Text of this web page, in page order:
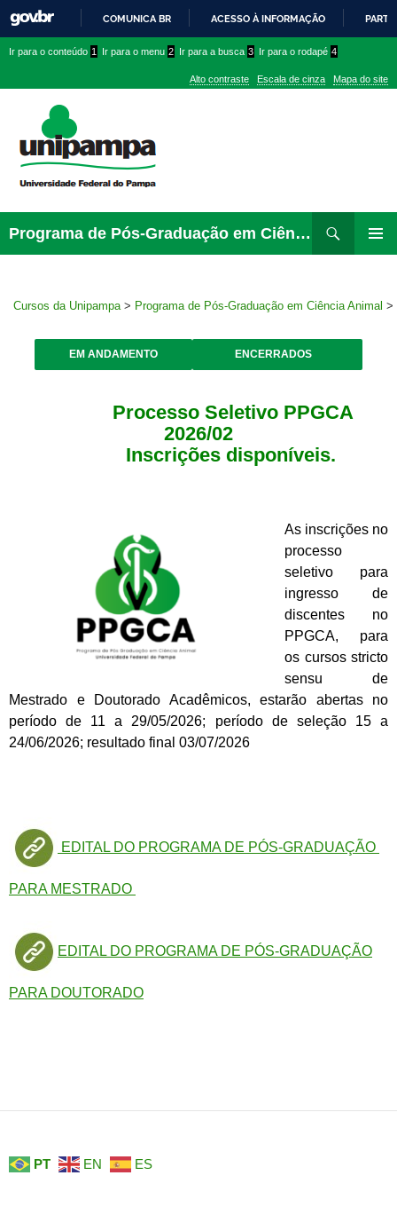
PARA
CONTEÚDO
COMUNICA BR ACESSO À INFORMAÇÃO
conteúdo
menu
superior
menu
Ir para o conteúdo 1 Ir para o menu 2 Ir para a busca 3 Ir para o rodapé 4
Alto contraste Escala de cinza Mapa do site
Programa de Pós-Graduação em Ciência Animal
para
Cursos da Unipampa > Programa de Pós-Graduação em Ciência Animal >
EM ANDAMENTO ENCERRADOS
Processo Seletivo PPGCA
2026/02
Inscrições disponíveis.
As inscrições no
processo
seletivo para
ingresso de
discentes no
PPGCA, para
os cursos stricto
sensu de
Mestrado e Doutorado Acadêmicos, estarão abertas no
período de 11 a 29/05/2026; período de seleção 15 a
24/06/2026; resultado final 03/07/2026
EDITAL DO PROGRAMA DE PÓS-GRADUAÇÃO
PARA MESTRADO
EDITAL DO PROGRAMA DE PÓS-GRADUAÇÃO
PARA DOUTORADO
PT EN ES